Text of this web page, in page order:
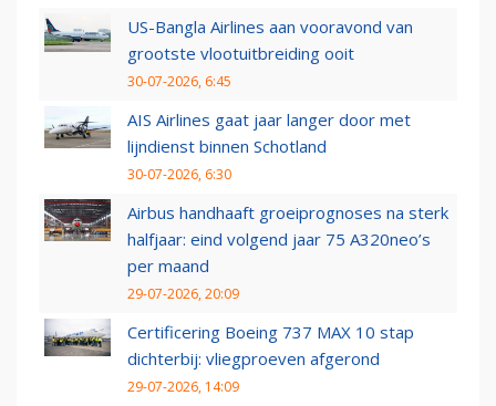
US-Bangla Airlines aan vooravond van
grootste vlootuitbreiding ooit
30-07-2026, 6:45
AIS Airlines gaat jaar langer door met
lijndienst binnen Schotland
30-07-2026, 6:30
Airbus handhaaft groeiprognoses na sterk
halfjaar: eind volgend jaar 75 A320neo’s
per maand
29-07-2026, 20:09
Certificering Boeing 737 MAX 10 stap
dichterbij: vliegproeven afgerond
29-07-2026, 14:09